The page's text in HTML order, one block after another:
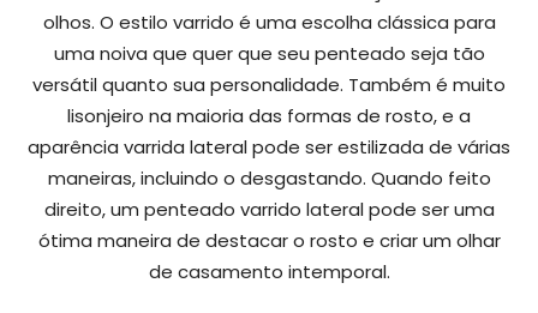
olhos. O estilo varrido é uma escolha clássica para
uma noiva que quer que seu penteado seja tão
versátil quanto sua personalidade. Também é muito
lisonjeiro na maioria das formas de rosto, e a
aparência varrida lateral pode ser estilizada de várias
maneiras, incluindo o desgastando. Quando feito
direito, um penteado varrido lateral pode ser uma
ótima maneira de destacar o rosto e criar um olhar
de casamento intemporal.